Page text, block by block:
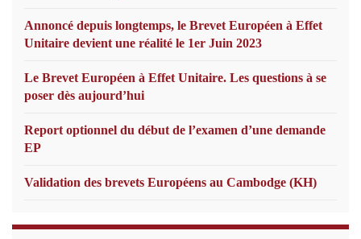
Annoncé depuis longtemps, le Brevet Européen à Effet
Unitaire devient une réalité le 1er Juin 2023
Le Brevet Européen à Effet Unitaire. Les questions à se
poser dès aujourd’hui
Report optionnel du début de l’examen d’une demande
EP
Validation des brevets Européens au Cambodge (KH)